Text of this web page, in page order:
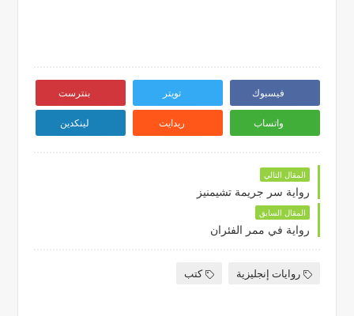
فيسبوك تويتر بنترست
واتساب ريدايت لينكدين
المقال التالي
رواية سر جريمة تشيمنيز
المقال السابق
رواية في ممر الفئران
روايات إنجليزية كتب